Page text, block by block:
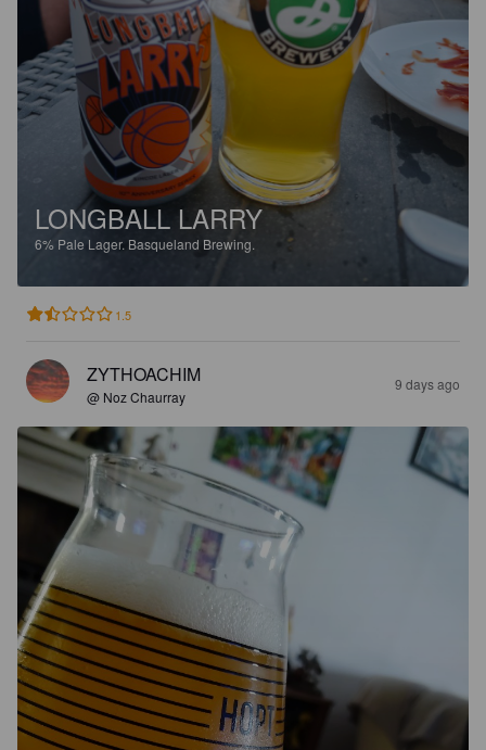
LONGBALL LARRY
6% Pale Lager. Basqueland Brewing.
1.5
ZYTHOACHIM
@ Noz Chaurray
9 days ago